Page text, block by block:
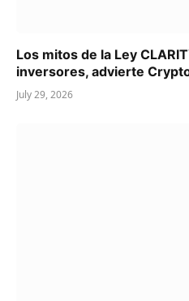
Los mitos de la Ley
inversores, advierte
July 29, 2026